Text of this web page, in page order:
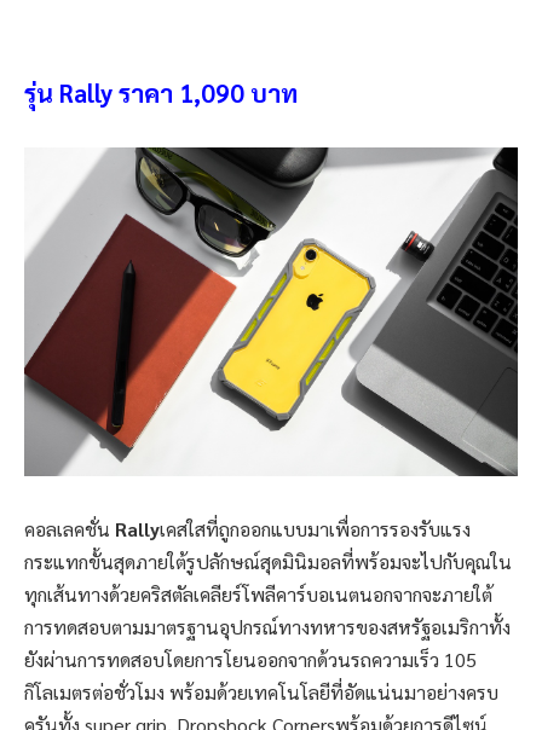
รุ่น Rally ราคา 1,090 บาท
คอลเลคชั่น Rallyเคสใสที่ถูกออกแบบมาเพื่อการรองรับแรง
กระแทกขั้นสุดภายใต้รูปลักษณ์สุดมินิมอลที่พร้อมจะไปกับคุณใน
ทุกเส้นทางด้วยคริสตัลเคลียร์โพลีคาร์บอเนตนอกจากจะภายใต้
การทดสอบตามมาตรฐานอุปกรณ์ทางทหารของสหรัฐอเมริกาทั้ง
ยังผ่านการทดสอบโดยการโยนออกจากด้วนรถความเร็ว 105
กิโลเมตรต่อชั่วโมง พร้อมด้วยเทคโนโลยีที่อัดแน่นมาอย่างครบ
ครันทั้ง super grip, Dropshock Cornersพร้อมด้วยการดีไซน์